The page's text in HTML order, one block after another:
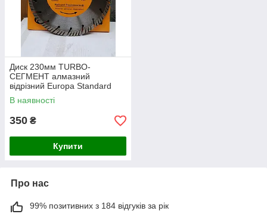
Диск 230мм TURBO-
СЕГМЕНТ алмазний
відрізний Europa Standard
В наявності
350 ₴
Купити
Про нас
99% позитивних з 184 відгуків за рік